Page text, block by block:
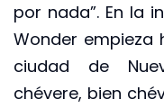
por nada”. En la
Wonder empieza
ciudad de
chévere, bien